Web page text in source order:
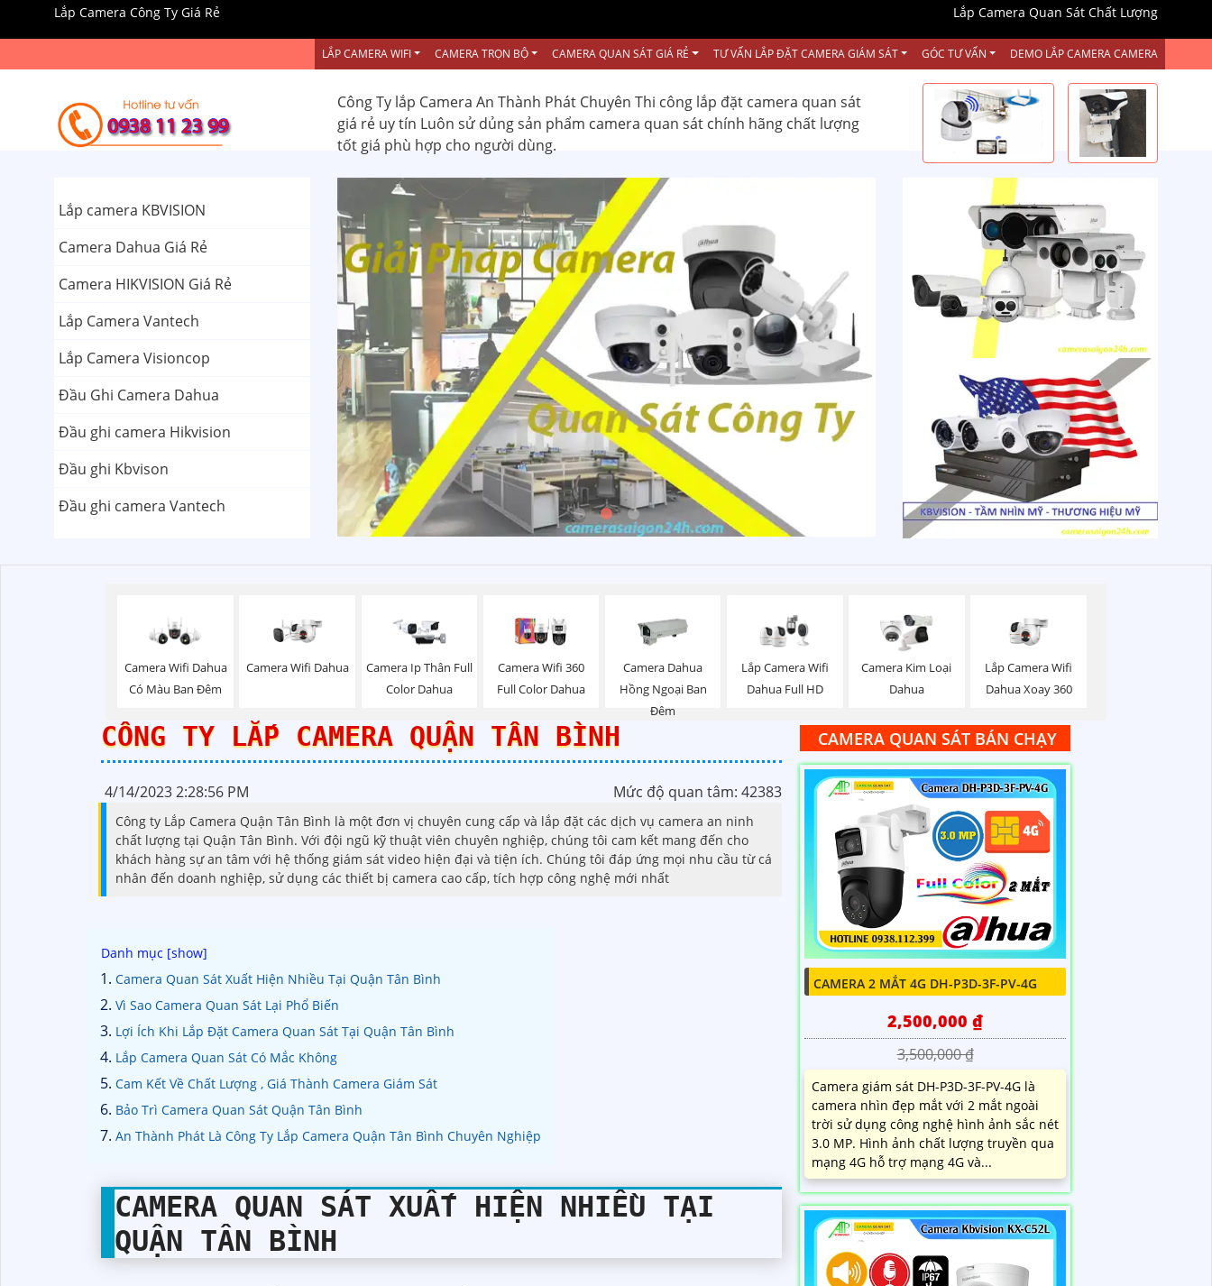
Lắp Camera Công Ty Giá Rẻ Lắp Camera Quan Sát Chất Lượng
LẮP CAMERA WIFI CAMERA TRỌN BỘ CAMERA QUAN SÁT GIÁ RẺ TƯ VẤN LẮP ĐẶT CAMERA GIÁM SÁT GÓC TƯ VẤN DEMO LẮP CAMERA CAMERA
Công Ty lắp Camera An Thành Phát Chuyên Thi công lắp đặt camera quan sát
giá rẻ uy tín Luôn sử dủng sản phẩm camera quan sát chính hãng chất lượng
tốt giá phù hợp cho người dùng.
Lắp camera KBVISION
Camera Dahua Giá Rẻ
Camera HIKVISION Giá Rẻ
Lắp Camera Vantech
Lắp Camera Visioncop
Đầu Ghi Camera Dahua
Đầu ghi camera Hikvision
Đầu ghi Kbvison
Đầu ghi camera Vantech
Camera Wifi Dahua
Có Màu Ban Đêm
Camera Wifi Dahua
Camera Ip Thân Full
Color Dahua
Camera Wifi 360
Full Color Dahua
Camera Dahua
Hồng Ngoại Ban
Đêm
Lắp Camera Wifi
Dahua Full HD
Camera Kim Loại
Dahua
Lắp Camera Wifi
Dahua Xoay 360
CÔNG TY LẮP CAMERA QUẬN TÂN BÌNH
4/14/2023 2:28:56 PM Mức độ quan tâm: 42383
Công ty Lắp Camera Quận Tân Bình là một đơn vị chuyên cung cấp và lắp đặt các dịch vụ camera an ninh
chất lượng tại Quận Tân Bình. Với đội ngũ kỹ thuật viên chuyên nghiệp, chúng tôi cam kết mang đến cho
khách hàng sự an tâm với hệ thống giám sát video hiện đại và tiện ích. Chúng tôi đáp ứng mọi nhu cầu từ cá
nhân đến doanh nghiệp, sử dụng các thiết bị camera cao cấp, tích hợp công nghệ mới nhất
Camera Quan Sát Xuất Hiện Nhiều Tại Quận Tân Bình
Vì Sao Camera Quan Sát Lại Phổ Biến
Lợi Ích Khi Lắp Đặt Camera Quan Sát Tại Quận Tân Bình
Lắp Camera Quan Sát Có Mắc Không
Cam Kết Về Chất Lượng , Giá Thành Camera Giám Sát
Bảo Trì Camera Quan Sát Quận Tân Bình
An Thành Phát Là Công Ty Lắp Camera Quận Tân Bình Chuyên Nghiệp
CAMERA QUAN SÁT XUẤT HIỆN NHIỀU TẠI
QUẬN TÂN BÌNH
CAMERA QUAN SÁT BÁN CHẠY
CAMERA 2 MẮT 4G DH-P3D-3F-PV-4G
2,500,000 ₫
3,500,000 ₫
Camera giám sát DH-P3D-3F-PV-4G là
camera nhìn đẹp mắt với 2 mắt ngoài
trời sử dụng công nghệ hình ảnh sắc nét
3.0 MP. Hình ảnh chất lượng truyền qua
mạng 4G hỗ trợ mạng 4G và...